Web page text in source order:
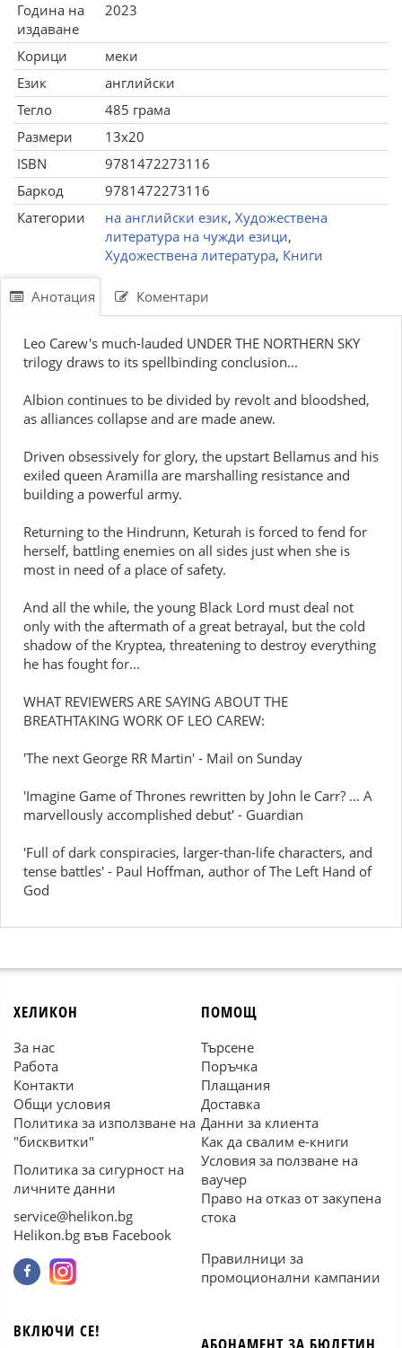
Година на
издаване
2023
Корици
меки
Език
английски
Тегло
485 грама
Размери
13x20
ISBN
9781472273116
Баркод
9781472273116
Категории
на английски език, Художествена
литература на чужди езици,
Художествена литература, Книги
Анотация Коментари
Leo Carew's much-lauded UNDER THE NORTHERN SKY
trilogy draws to its spellbinding conclusion...
Albion continues to be divided by revolt and bloodshed,
as alliances collapse and are made anew.
Driven obsessively for glory, the upstart Bellamus and his
exiled queen Aramilla are marshalling resistance and
building a powerful army.
Returning to the Hindrunn, Keturah is forced to fend for
herself, battling enemies on all sides just when she is
most in need of a place of safety.
And all the while, the young Black Lord must deal not
only with the aftermath of a great betrayal, but the cold
shadow of the Kryptea, threatening to destroy everything
he has fought for...
WHAT REVIEWERS ARE SAYING ABOUT THE
BREATHTAKING WORK OF LEO CAREW:
'The next George RR Martin' - Mail on Sunday
'Imagine Game of Thrones rewritten by John le Carr? ... A
marvellously accomplished debut' - Guardian
'Full of dark conspiracies, larger-than-life characters, and
tense battles' - Paul Hoffman, author of The Left Hand of
God
ХЕЛИКОН
За нас
Работа
Контакти
Общи условия
Политика за използване на
"бисквитки"
Политика за сигурност на
личните данни
service@helikon.bg
Helikon.bg във Facebook
ПОМОЩ
Търсене
Поръчка
Плащания
Доставка
Данни за клиента
Как да свалим е-книги
Условия за ползване на
ваучер
Право на отказ от закупена
стока
Правилници за
промоционални кампании
ВКЛЮЧИ СЕ!